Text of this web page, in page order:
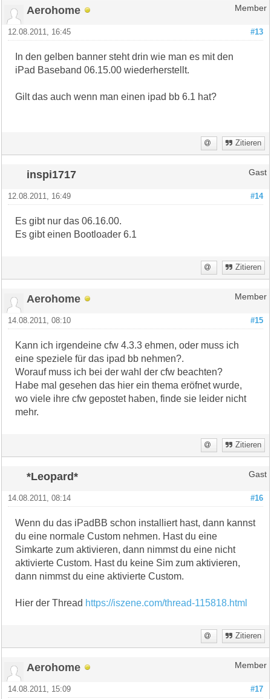
Aerohome Member
#13
12.08.2011, 16:45
In den gelben banner steht drin wie man es mit den
iPad Baseband 06.15.00 wiederherstellt.
Gilt das auch wenn man einen ipad bb 6.1 hat?
Zitieren
inspi1717 Gast
#14
12.08.2011, 16:49
Es gibt nur das 06.16.00.
Es gibt einen Bootloader 6.1
Zitieren
Aerohome Member
#15
14.08.2011, 08:10
Kann ich irgendeine cfw 4.3.3 ehmen, oder muss ich
eine speziele für das ipad bb nehmen?.
Worauf muss ich bei der wahl der cfw beachten?
Habe mal gesehen das hier ein thema eröfnet wurde,
wo viele ihre cfw gepostet haben, finde sie leider nicht
mehr.
Zitieren
*Leopard* Gast
#16
14.08.2011, 08:14
Wenn du das iPadBB schon installiert hast, dann kannst
du eine normale Custom nehmen. Hast du eine
Simkarte zum aktivieren, dann nimmst du eine nicht
aktivierte Custom. Hast du keine Sim zum aktivieren,
dann nimmst du eine aktivierte Custom.
Hier der Thread https://iszene.com/thread-115818.html
Zitieren
Aerohome Member
#17
14.08.2011, 15:09